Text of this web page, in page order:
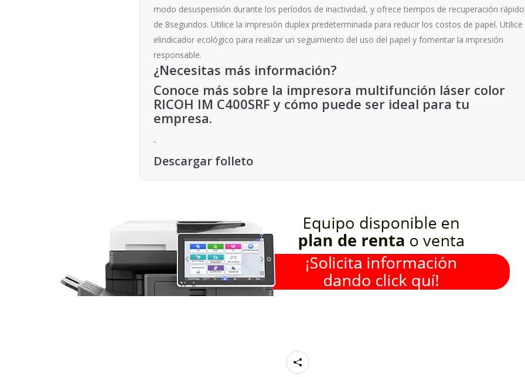
modo desuspensión durante los períodos de inactividad, y ofrece tiempos de recuperación
de 8segundos. Utilice la impresión duplex predeterminada para reducir los costos de papel. Utilice
elindicador ecológico para realizar un seguimiento del uso del papel y fomentar la impresión
responsable.
¿Necesitas más información?
Conoce más sobre la impresora multifunción láser color
RICOH IM C400SRF y cómo puede ser ideal para tu
empresa.
Descargar folleto